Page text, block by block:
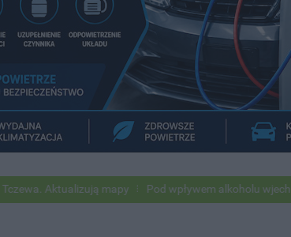
mapy Pod wpływem alkoholu wjechał pod